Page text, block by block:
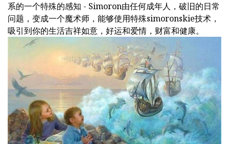
系的一个特殊的感知 - Simoron由任何成年人，破旧的日常
问题，变成一个魔术师，能够使用特殊simoronskie技术，
吸引到你的生活吉祥如意，好运和爱情，财富和健康。